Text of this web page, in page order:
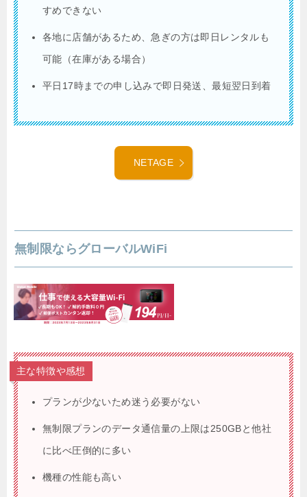
すめできない
各地に店舗があるため、急ぎの方は即日レンタルも
可能（在庫がある場合）
平日17時までの申し込みで即日発送、最短翌日到着
NETAGE
無制限ならグローバルWiFi
主な特徴や感想
プランが少ないため迷う必要がない
無制限プランのデータ通信量の上限は250GBと他社
に比べ圧倒的に多い
機種の性能も高い